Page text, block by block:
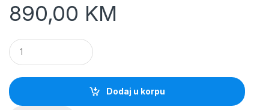
890,00 KM
Q
u
a
t
i
Dodaj u korpu